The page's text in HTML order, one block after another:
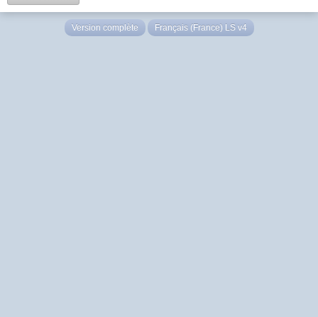
Version complète Français (France) LS v4